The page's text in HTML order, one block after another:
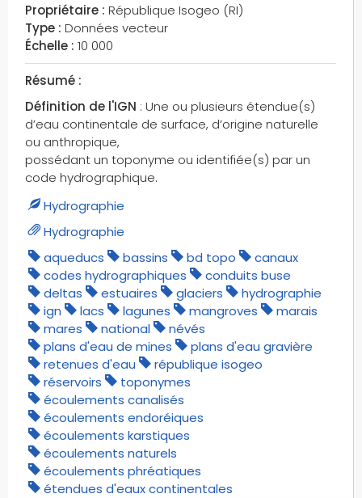
dunes
dépressions
détails des reliefs
détails orographiques
emprises de type multi-surface
enseignement
entités de transitions
escaliers
estuaires
exutoires
feux
fontaines
forêts
forêts domaniales
forêts publiques
funiculaires
gares
gares frets
gares maritimes
gares routières
gares téléphériques
Propriétaire : République Isogeo (RI)
Type : Données vecteur
Échelle : 10 000
Résumé :
Définition de l'IGN : Une ou plusieurs étendue(s)
d’eau continentale de surface, d’origine naturelle
ou anthropique,
possédant un toponyme ou identifiée(s) par un
code hydrographique.
Hydrographie
Hydrographie
aqueducs
bassins bd topo
canaux
codes hydrographiques
conduits buse
deltas
estuaires glaciers
hydrographie
ign
lacs lagunes mangroves
marais
mares
national
névés
plans d'eau de mines
plans d'eau gravière
retenues d'eau
république isogeo
réservoirs
toponymes
écoulements canalisés
écoulements endoréiques
écoulements karstiques
écoulements naturels
écoulements phréatiques
étendues d'eaux continentales